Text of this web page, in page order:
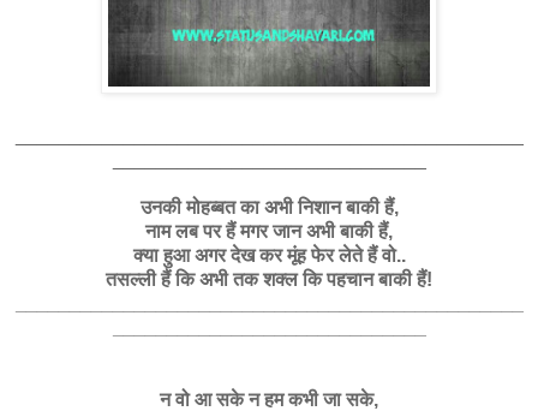
उनकी मोहब्बत का अभी निशान बाकी हैं,
नाम लब पर हैं मगर जान अभी बाकी हैं,
क्या हुआ अगर देख कर मूंह फेर लेते हैं वो..
तसल्ली हैं कि अभी तक शक्ल कि पहचान बाकी हैं!
न वो आ सके न हम कभी जा सके,